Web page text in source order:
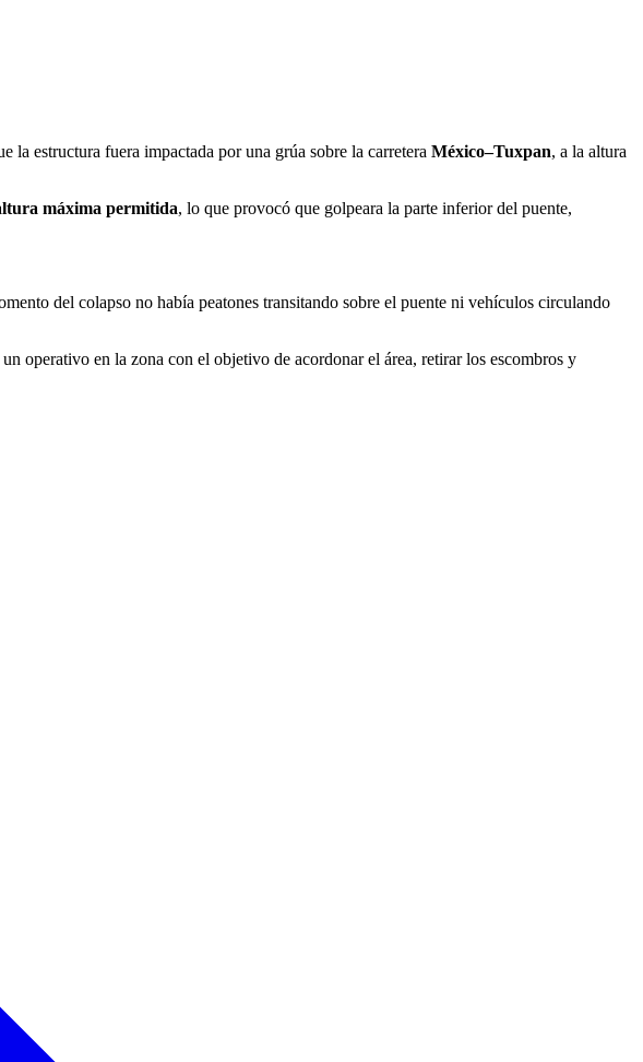
la estructura fuera impactada por una grúa sobre la carretera México–Tuxpan, a la altura
máxima permitida, lo que provocó que golpeara la parte inferior del puente,
del colapso no había peatones transitando sobre el puente ni vehículos circulando
operativo en la zona con el objetivo de acordonar el área, retirar los escombros y